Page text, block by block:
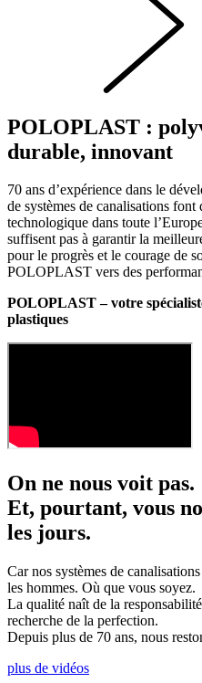
POLOPLAST :
durable, innovant
70 ans d’expérience dans le
de systèmes de canalisations
technologique dans toute
suffisent pas à garantir la
pour le progrès et le courage de
POLOPLAST vers des
POLOPLAST – votre
plastiques
On ne nous voit pas.
Et, pourtant, vous
les jours.
Car nos systèmes de
les hommes. Où que vous soyez.
La qualité naît de la
recherche de la perfection.
Depuis plus de 70 ans, nous
plus de vidéos